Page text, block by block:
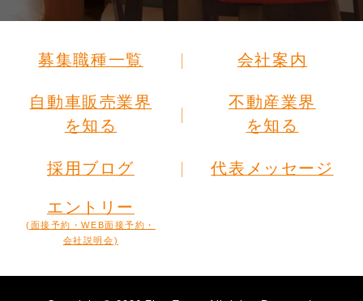
募集職種一覧
自動車販売業界
を知る
不動産業界
を知る
代表メッセージ
採用ブログ
会社案内
エントリー
(面接予約・WEB面接予約・
会社説明会)